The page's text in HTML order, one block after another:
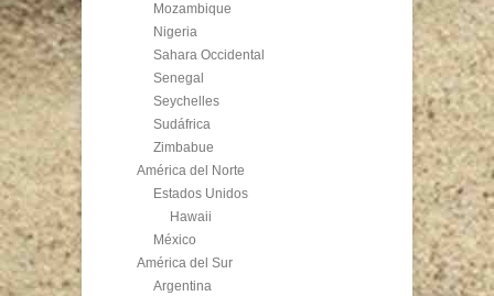
Mozambique
Nigeria
Sahara Occidental
Senegal
Seychelles
Sudáfrica
Zimbabue
América del Norte
Estados Unidos
Hawaii
México
América del Sur
Argentina